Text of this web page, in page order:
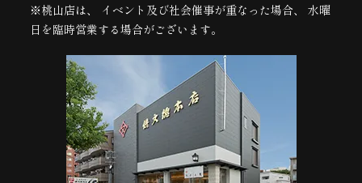
※桃山店は、 イベント及び社会催事が重なった場合、 水曜
日を臨時営業する場合がございます。